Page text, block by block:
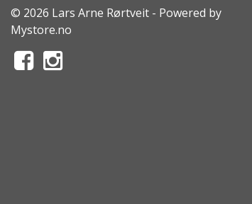
© 2026 Lars Arne Rørtveit - Powered by
Mystore.no